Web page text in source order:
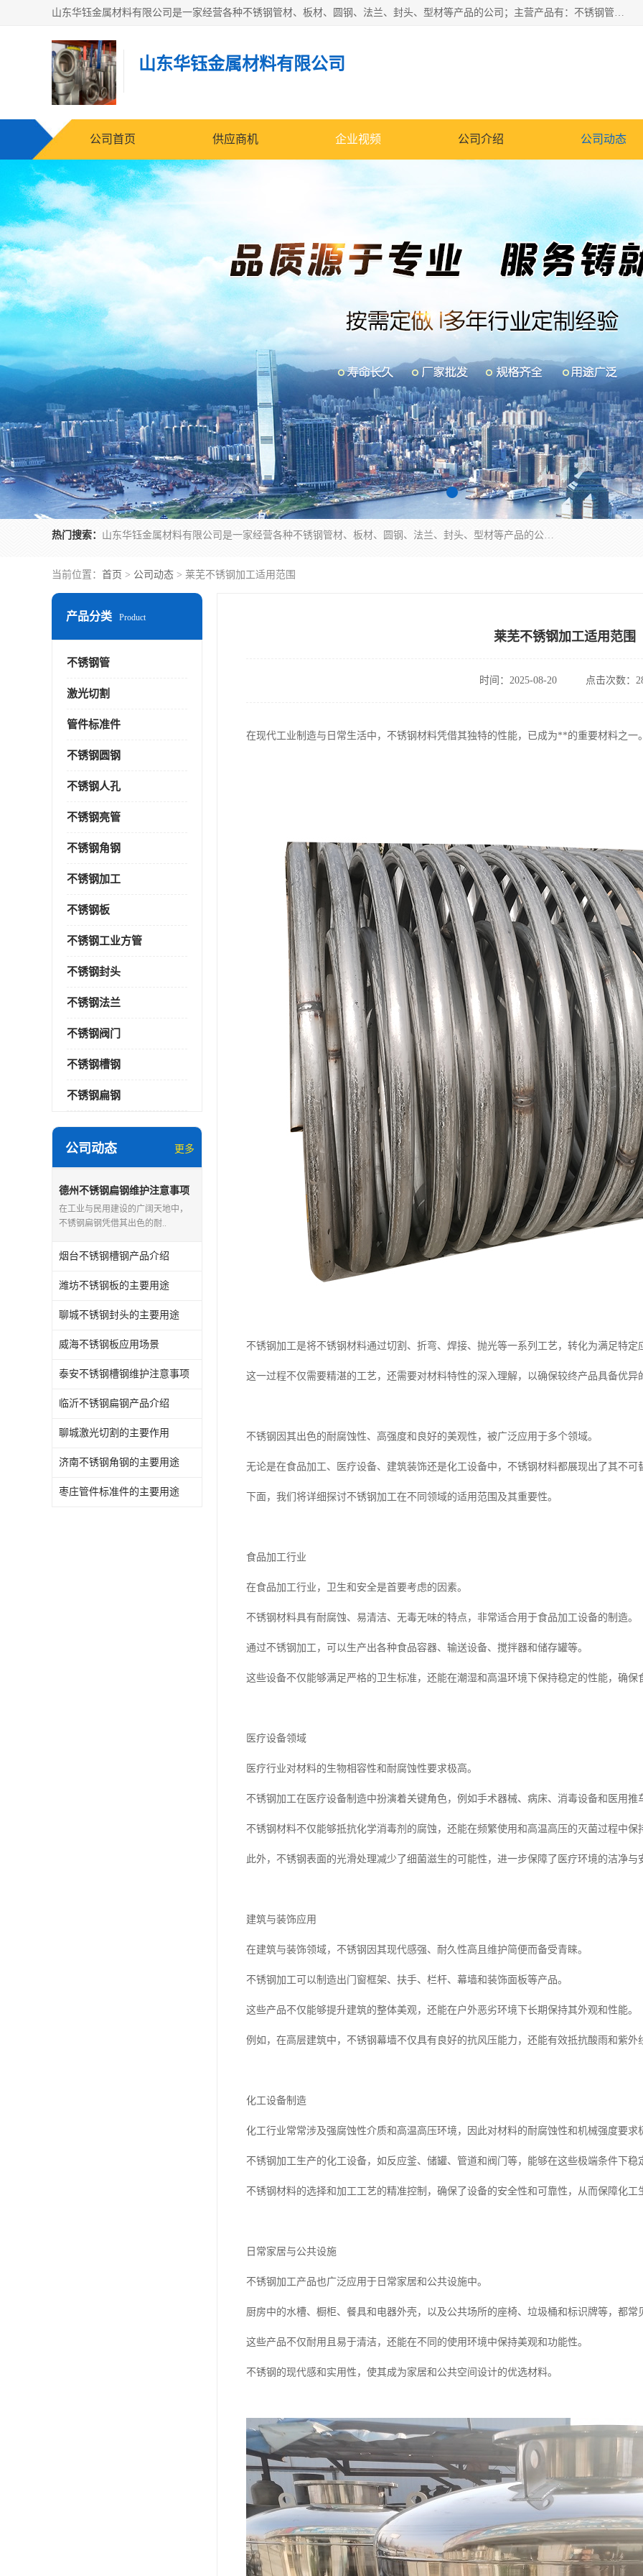
山东华钰金属材料有限公司是一家经营各种不锈钢管材、板材、圆钢、法兰、封头、型材等产品的公司；主营产品有：不锈钢管，激光切割，管件标准件，不锈钢圆钢，不锈钢人孔，不锈钢亮管，不锈钢角钢，不锈钢加工，不锈钢管子，不锈钢工业方管，不锈钢封头，不锈钢法兰，不锈钢阀门，不锈钢槽钢，不锈钢扁钢，不锈钢板等；可为客户制作各种规格的型材及不锈钢配件、非标准件及各种容器具等，能满足客户的不同采购要求。
山东华钰金属材料有限公司
公司首页 供应商机 企业视频 公司介绍 公司动态
热门搜索： 山东华钰金属材料有限公司是一家经营各种不锈钢管材、板材、圆钢、法兰、封头、型材等产品的公司；主营产品有：不锈钢管，激光切割，管件标准件，不锈钢圆钢，不锈钢人孔，不锈钢亮管，不锈钢角钢，不锈钢加工，不锈钢管子，不锈钢工业方管，不锈钢封头，不锈钢法兰，不锈钢阀门，不锈钢槽钢，不锈钢扁钢，不锈钢板等；可为客户制作各种规格的型材及不锈钢配件、非标准件及各种容器具等，能满足客户的不同采购要求。
当前位置： 首页 > 公司动态 > 莱芜不锈钢加工适用范围
产品分类 Product
不锈钢管
激光切割
管件标准件
不锈钢圆钢
不锈钢人孔
不锈钢亮管
不锈钢角钢
不锈钢加工
不锈钢板
不锈钢工业方管
不锈钢封头
不锈钢法兰
不锈钢阀门
不锈钢槽钢
不锈钢扁钢
公司动态 更多
德州不锈钢扁钢维护注意事项
在工业与民用建设的广阔天地中，
不锈钢扁钢凭借其出色的耐..
烟台不锈钢槽钢产品介绍
潍坊不锈钢板的主要用途
聊城不锈钢封头的主要用途
威海不锈钢板应用场景
泰安不锈钢槽钢维护注意事项
临沂不锈钢扁钢产品介绍
聊城激光切割的主要作用
济南不锈钢角钢的主要用途
枣庄管件标准件的主要用途
莱芜不锈钢加工适用范围
时间：2025-08-20 点击次数：
在现代工业制造与日常生活中，不锈钢材料凭借其独特的性能，已成为**的重要材料之一
不锈钢加工是将不锈钢材料通过切割、折弯、焊接、抛光等一系列工艺，转化为满足特
这一过程不仅需要精湛的工艺，还需要对材料特性的深入理解，以确保较终产品具备优异
不锈钢因其出色的耐腐蚀性、高强度和良好的美观性，被广泛应用于多个领域。
无论是在食品加工、医疗设备、建筑装饰还是化工设备中，不锈钢材料都展现出了其不可
下面，我们将详细探讨不锈钢加工在不同领域的适用范围及其重要性。
食品加工行业
在食品加工行业，卫生和安全是首要考虑的因素。
不锈钢材料具有耐腐蚀、易清洁、无毒无味的特点，非常适合用于食品加工设备的制造。
通过不锈钢加工，可以生产出各种食品容器、输送设备、搅拌器和储存罐等。
这些设备不仅能够满足严格的卫生标准，还能在潮湿和高温环境下保持稳定的性能，确保
医疗设备领域
医疗行业对材料的生物相容性和耐腐蚀性要求极高。
不锈钢加工在医疗设备制造中扮演着关键角色，例如手术器械、病床、消毒设备和医用推
不锈钢材料不仅能够抵抗化学消毒剂的腐蚀，还能在频繁使用和高温高压的灭菌过程中保
此外，不锈钢表面的光滑处理减少了细菌滋生的可能性，进一步保障了医疗环境的洁净与
建筑与装饰应用
在建筑与装饰领域，不锈钢因其现代感强、耐久性高且维护简便而备受青睐。
不锈钢加工可以制造出门窗框架、扶手、栏杆、幕墙和装饰面板等产品。
这些产品不仅能够提升建筑的整体美观，还能在户外恶劣环境下长期保持其外观和性能。
例如，在高层建筑中，不锈钢幕墙不仅具有良好的抗风压能力，还能有效抵抗酸雨和紫
化工设备制造
化工行业常常涉及强腐蚀性介质和高温高压环境，因此对材料的耐腐蚀性和机械强度要求
不锈钢加工生产的化工设备，如反应釜、储罐、管道和阀门等，能够在这些极端条件下稳
不锈钢材料的选择和加工工艺的精准控制，确保了设备的安全性和可靠性，从而保障化工
日常家居与公共设施
不锈钢加工产品也广泛应用于日常家居和公共设施中。
厨房中的水槽、橱柜、餐具和电器外壳，以及公共场所的座椅、垃圾桶和标识牌等，都常
这些产品不仅耐用且易于清洁，还能在不同的使用环境中保持美观和功能性。
不锈钢的现代感和实用性，使其成为家居和公共空间设计的优选材料。